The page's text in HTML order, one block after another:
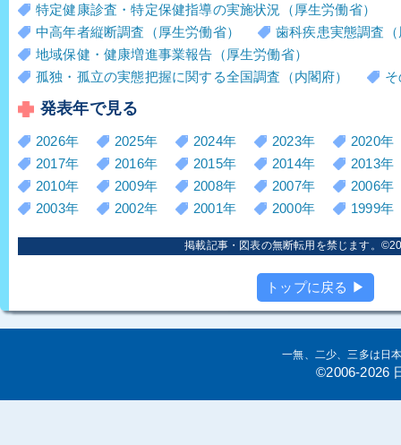
特定健康診査・特定保健指導の実施状況（厚生労働省）
中高年者縦断調査（厚生労働省）
歯科疾患実態調査
地域保健・健康増進事業報告（厚生労働省）
孤独・孤立の実態把握に関する全国調査（内閣府）
発表年で見る
2026年 2025年 2024年 2023年
2020年
2017年
2016年 2015年 2014年
2013年
2010年
2009年 2008年 2007年
2006年
2003年
2002年 2001年 2000年 1999年
掲載記事・図表の無断転用を禁じます。
トップに戻る ▶
一無、二少、三多は日
©2006-2026